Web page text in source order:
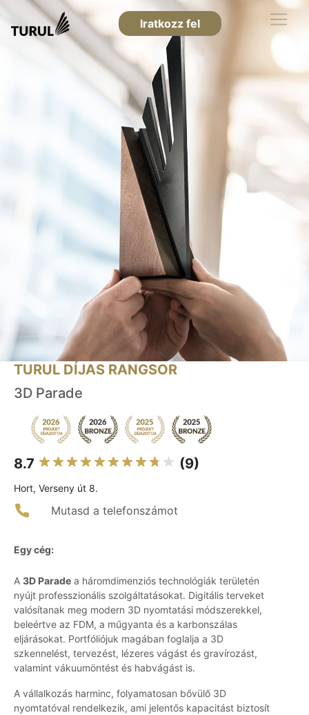
Iratkozz fel
TURUL DÍJAS RANGSOR
3D Parade
8.7 (9)
Hort, Verseny út 8.
Mutasd a telefonszámot
Egy cég:
A 3D Parade a háromdimenziós technológiák területén
nyújt professzionális szolgáltatásokat. Digitális terveket
valósítanak meg modern 3D nyomtatási módszerekkel,
beleértve az FDM, a műgyanta és a karbonszálas
eljárásokat. Portfóliójuk magában foglalja a 3D
szkennelést, tervezést, lézeres vágást és gravírozást,
valamint vákuumöntést és habvágást is.
A vállalkozás harminc, folyamatosan bővülő 3D
nyomtatóval rendelkezik, ami jelentős kapacitást biztosít